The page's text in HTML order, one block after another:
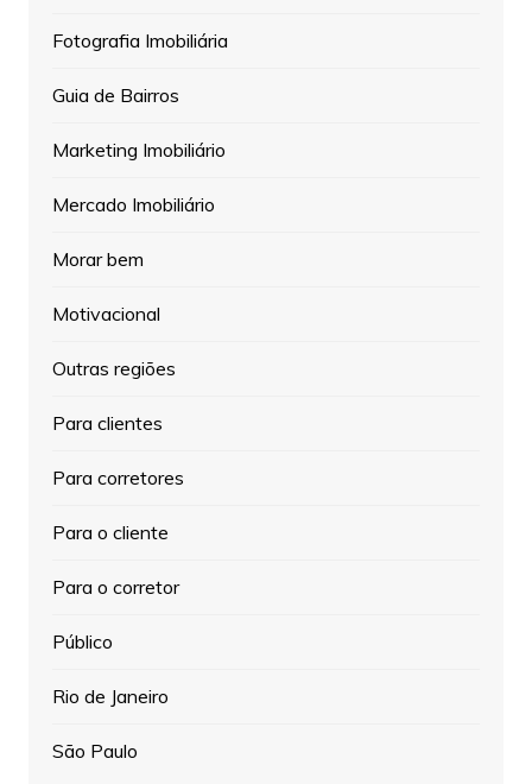
Fotografia Imobiliária
Guia de Bairros
Marketing Imobiliário
Mercado Imobiliário
Morar bem
Motivacional
Outras regiões
Para clientes
Para corretores
Para o cliente
Para o corretor
Público
Rio de Janeiro
São Paulo